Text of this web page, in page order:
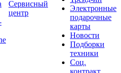
Сервисный
центр
Электронные
подарочные
карты
Новости
Подборки
техники
Соц.
контракт